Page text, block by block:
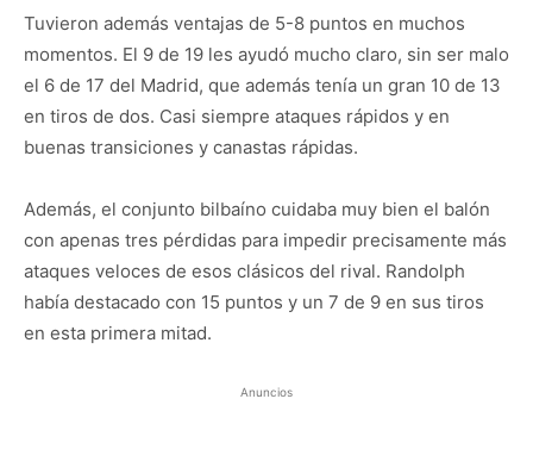
Tuvieron además ventajas de 5-8 puntos en muchos
momentos. El 9 de 19 les ayudó mucho claro, sin ser malo
el 6 de 17 del Madrid, que además tenía un gran 10 de 13
en tiros de dos. Casi siempre ataques rápidos y en
buenas transiciones y canastas rápidas.
Además, el conjunto bilbaíno cuidaba muy bien el balón
con apenas tres pérdidas para impedir precisamente más
ataques veloces de esos clásicos del rival. Randolph
había destacado con 15 puntos y un 7 de 9 en sus tiros
en esta primera mitad.
Anuncios